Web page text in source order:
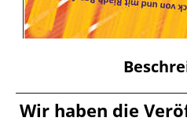
Wir haben die